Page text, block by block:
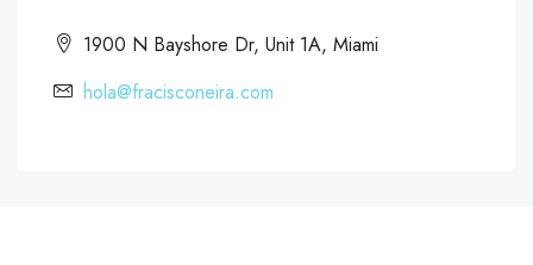
1900 N Bayshore Dr, Unit 1A, Miami
hola@fracisconeira.com